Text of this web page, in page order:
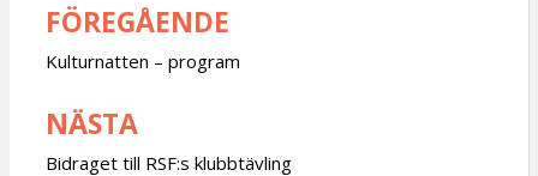
Inläggsnavigering
FÖREGÅENDE
Kulturnatten – program
NÄSTA
Bidraget till RSF:s klubbtävling